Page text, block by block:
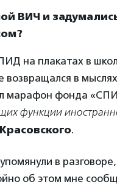
ВИЧ и
на плакатах в
в
марафон фонда
функции
.
в
об этом мне